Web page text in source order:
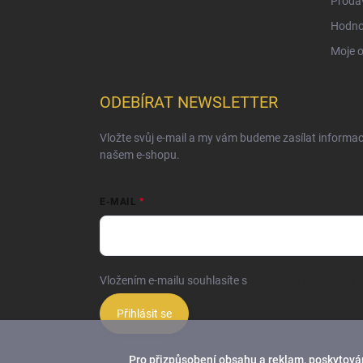
Pro přizpůsobení obsahu a reklam,
Moje
ODEBÍRAT NEWSLETTER
Vložte svůj e-mail a my vám budeme zasílat
našem e-shopu.
E-MAIL
Vložením e-mailu souhlasíte s
Přihlásit se